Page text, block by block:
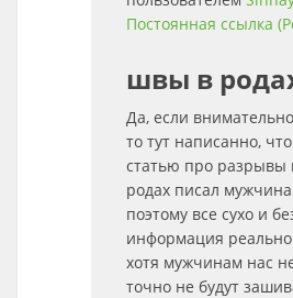
Постоянная ссылка
швы в
Да, если
то тут написанно,
статью про
родах писал
поэтому все сухо и
информация
хотя мужчинам нас
точно не будут